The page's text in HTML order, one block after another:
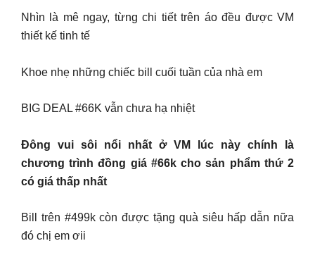
Nhìn là mê ngay, từng chi tiết trên áo đều được VM
thiết kế tinh tế
Khoe nhẹ những chiếc bill cuối tuần của nhà em
BIG DEAL #66K vẫn chưa hạ nhiệt
Đông vui sôi nổi nhất ở VM lúc này chính là
chương trình đồng giá #66k cho sản phẩm thứ 2
có giá thấp nhất
Bill trên #499k còn được tặng quà siêu hấp dẫn nữa
đó chị em ơii